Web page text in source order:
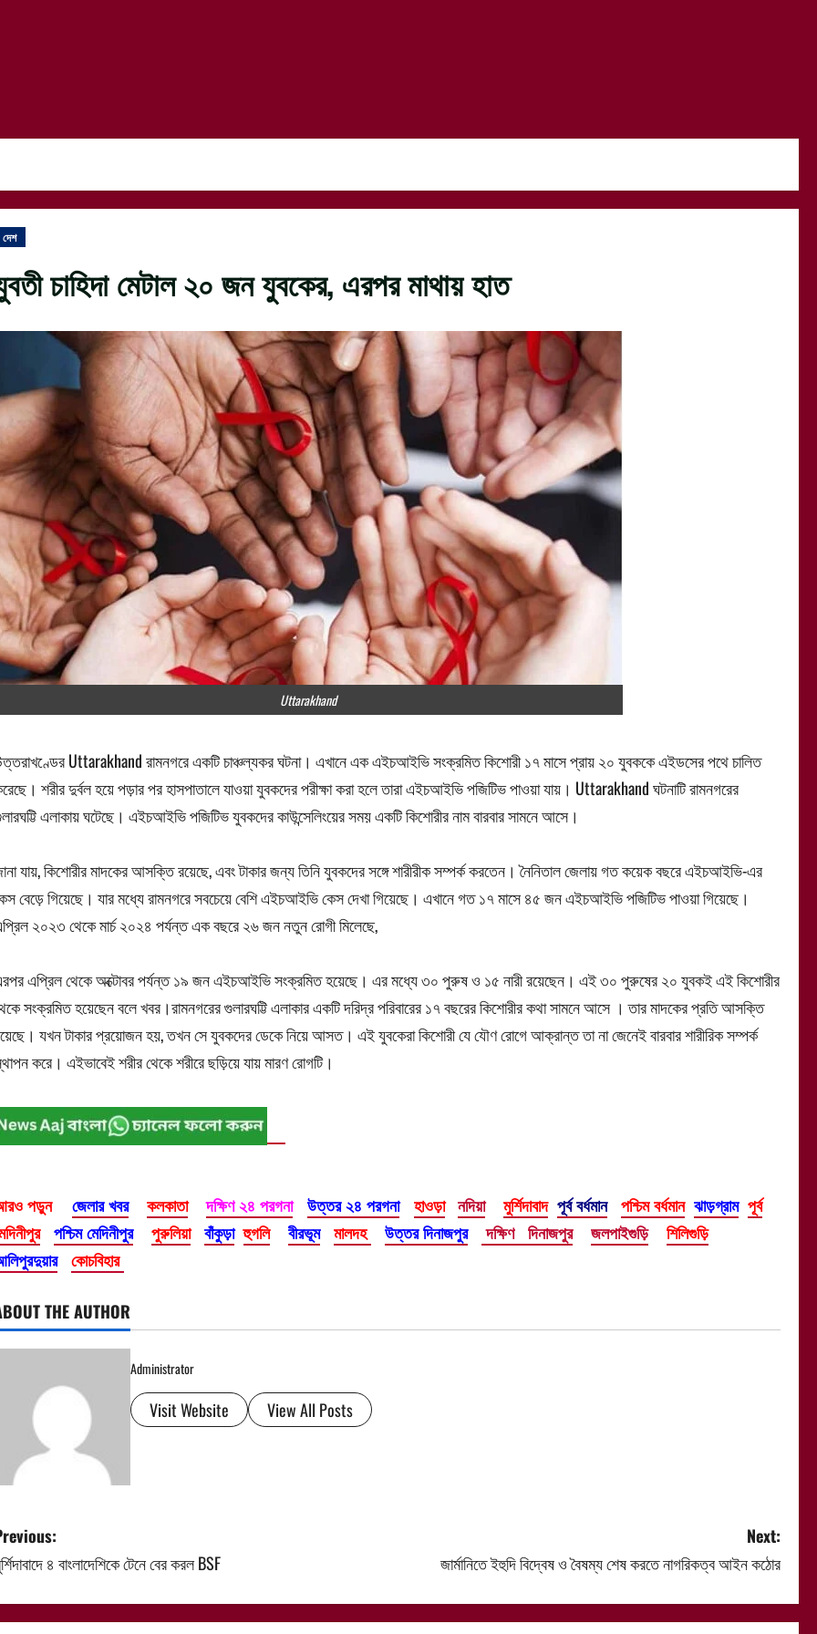
দেশ
চাহিদা মেটাল ২০ জন যুবকের, এরপর মাথায় হাত
Uttarakhand
Uttarakhand রামনগরে একটি চাঞ্চল্যকর ঘটনা। এখানে এক এইচআইভি সংক্রমিত কিশোরী ১৭ মাসে প্রায় ২০ যুবককে এইডসের পথে চালিত
শরীর দুর্বল হয়ে পড়ার পর হাসপাতালে যাওয়া যুবকদের পরীক্ষা করা হলে তারা এইচআইভি পজিটিভ পাওয়া যায়। Uttarakhand ঘটনাটি রামনগরের
এলাকায় ঘটেছে। এইচআইভি পজিটিভ যুবকদের কাউন্সেলিংয়ের সময় একটি কিশোরীর নাম বারবার সামনে আসে।
যায়, কিশোরীর মাদকের আসক্তি রয়েছে, এবং টাকার জন্য তিনি যুবকদের সঙ্গে শারীরীক সম্পর্ক করতেন। নৈনিতাল জেলায় গত কয়েক বছরে এইচআইভি-এর
বেড়ে গিয়েছে। যার মধ্যে রামনগরে সবচেয়ে বেশি এইচআইভি কেস দেখা গিয়েছে। এখানে গত ১৭ মাসে ৪৫ জন এইচআইভি পজিটিভ পাওয়া গিয়েছে।
২০২৩ থেকে মার্চ ২০২৪ পর্যন্ত এক বছরে ২৬ জন নতুন রোগী মিলেছে,
এপ্রিল থেকে অক্টোবর পর্যন্ত ১৯ জন এইচআইভি সংক্রমিত হয়েছে। এর মধ্যে ৩০ পুরুষ ও ১৫ নারী রয়েছেন। এই ৩০ পুরুষের ২০ যুবকই এই কিশোরীর
সংক্রমিত হয়েছেন বলে খবর।রামনগরের গুলারঘট্টি এলাকার একটি দরিদ্র পরিবারের ১৭ বছরের কিশোরীর কথা সামনে আসে । তার মাদকের প্রতি আসক্তি
যখন টাকার প্রয়োজন হয়, তখন সে যুবকদের ডেকে নিয়ে আসত। এই যুবকেরা কিশোরী যে যৌণ রোগে আক্রান্ত তা না জেনেই বারবার শারীরিক সম্পর্ক
করে। এইভাবেই শরীর থেকে শরীরে ছড়িয়ে যায় মারণ রোগটি।
পড়ুন জেলার খবর কলকাতা দক্ষিণ ২৪ পরগনা উত্তর ২৪ পরগনা হাওড়া নদিয়া মুর্শিদাবাদ পূর্ব বর্ধমান পশ্চিম বর্ধমান ঝাড়গ্রাম পূর্ব
পশ্চিম মেদিনীপুর পুরুলিয়া বাঁকুড়া হুগলি বীরভূম মালদহ উত্তর দিনাজপুর দক্ষিণ দিনাজপুর জলপাইগুড়ি
শিলিগুড়ি
কোচবিহার
THE AUTHOR
Administrator
Visit Website View All Posts
৪ বাংলাদেশিকে টেনে বের করল BSF
Next:
জার্মানিতে ইহুদি বিদ্বেষ ও বৈষম্য শেষ করতে নাগরিকত্ব আইন কঠোর